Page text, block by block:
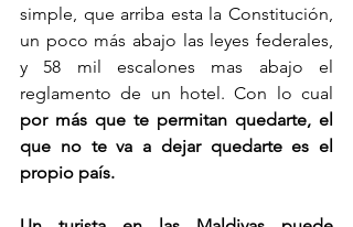
simple, que arriba esta la Constitución,
un poco más abajo las leyes federales,
y 58 mil escalones mas abajo el
por más que te permitan quedarte, el
que no te va a dejar quedarte es el
propio país.